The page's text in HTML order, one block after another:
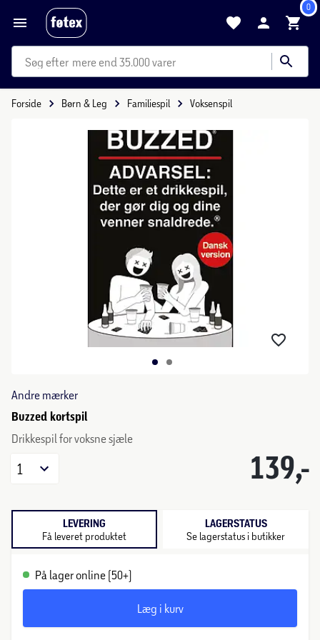
0
mere end 35.000 varer
Forside Børn & Leg Familiespil Voksenspil
Andre mærker
Buzzed kortspil
Drikkespil for voksne sjæle
139,-
1
LEVERING
Få leveret produktet
LAGERSTATUS
Se lagerstatus i butikker
På lager online (50+)
Læg i kurv